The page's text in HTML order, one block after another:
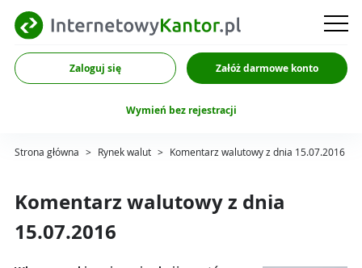
Zaloguj się Załóż darmowe konto
Wymień bez rejestracji
Strona główna > Rynek walut > Komentarz walutowy z dnia 15.07.2016
Komentarz walutowy z dnia
15.07.2016